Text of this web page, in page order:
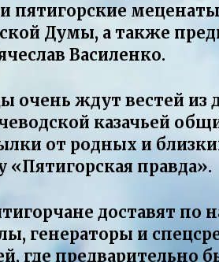
пятигорские
Думы, а также
Василенко.
очень ждут вестей
казачьей
от родных и
«Пятигорская правда».
доставят по
генераторы и
где предварительно